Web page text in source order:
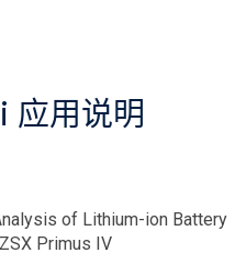
用说明
of Lithium-ion Battery
Primus IV